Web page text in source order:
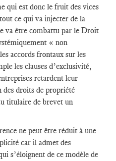
qui est donc le fruit des vices
ce qui va injecter de la
va être combattu par le Droit
« non
accords frontaux sur les
les clauses d’exclusivité,
retardent leur
des droits de propriété
titulaire de brevet un
ne peut être réduit à une
car il admet des
s’éloignent de ce modèle de